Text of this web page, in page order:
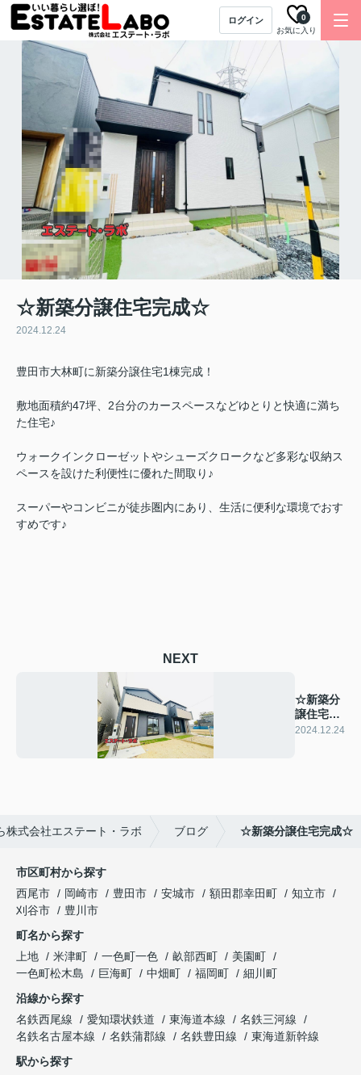
ログイン
お気に入り
0
☆新築分譲住宅完成☆
2024.12.24
豊田市大林町に新築分譲住宅1棟完成！
敷地面積約47坪、2台分のカースペースなどゆとりと快適に満ち
た住宅♪
ウォークインクローゼットやシューズクロークなど多彩な収納ス
ペースを設けた利便性に優れた間取り♪
スーパーやコンビニが徒歩圏内にあり、生活に便利な環境でおす
すめです♪
NEXT
☆新築分
譲住宅完
成☆
2024.12.24
株式会社エステート・ラボ ブログ ☆新築分譲住宅完成☆
市区町村から探す
西尾市
岡崎市 豊田市 安城市 額田郡幸田町
知立市
刈谷市
豊川市
町名から探す
上地
米津町 一色町一色 畝部西町
美園町
一色町松木島
巨海町 中畑町 福岡町
細川町
沿線から探す
名鉄西尾線
愛知環状鉄道 東海道本線
名鉄三河線
名鉄名古屋本線
名鉄蒲郡線 名鉄豊田線
東海道新幹線
駅から探す